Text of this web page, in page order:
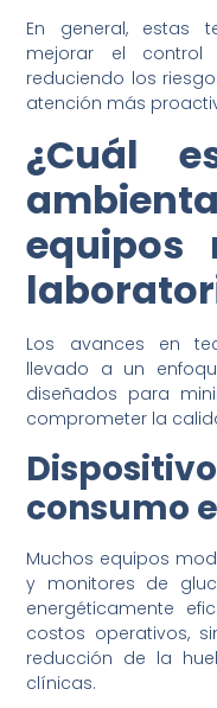
En general, estas
mejorar el control
reduciendo los
atención más
¿Cuál
equipos
Los avances en
llevado a un
diseñados para
comprometer la
consumo
Muchos equipos
y monitores de
energéticamente
costos operativos,
reducción de la
clínicas.